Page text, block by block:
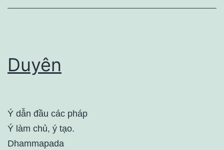
Duyên
Ý dẫn đầu các pháp
Ý làm chủ, ý tạo.
Dhammapada